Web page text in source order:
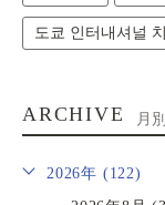
도쿄 인터내셔널
ARCHIVE 月
2026年 (122)